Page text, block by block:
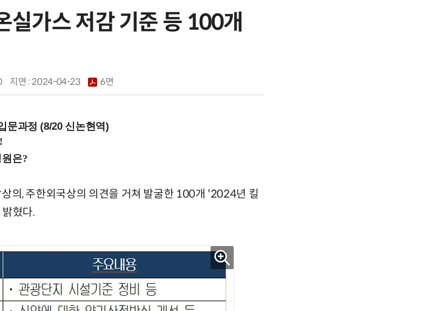
실가스 저감 기준 등 100개
지면 :2024-04-23 6면
문과정 (8/20 신논현역)
의, 주한외국상의 의견을 거쳐 발굴한 100개 '2024년 킬
혔다.